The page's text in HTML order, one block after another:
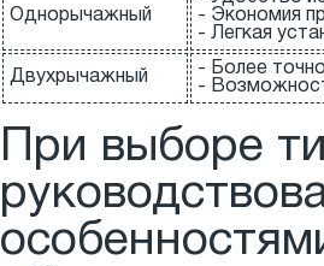
Однорычажный
- Экономия
- Легкая
Двухрычажный
- Более
-
При выборе